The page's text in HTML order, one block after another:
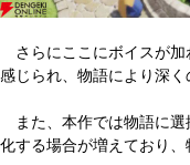
さらにここにボイスが加
感じられ、物語により深く
また、本作では物語に選
化する場合が増えており、